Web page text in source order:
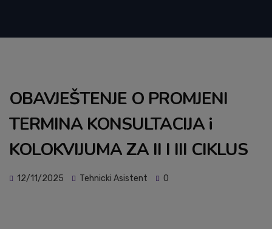
OBAVJEŠTENJE O PROMJENI
TERMINA KONSULTACIJA i
KOLOKVIJUMA ZA II I III CIKLUS
12/11/2025 Tehnicki Asistent 0